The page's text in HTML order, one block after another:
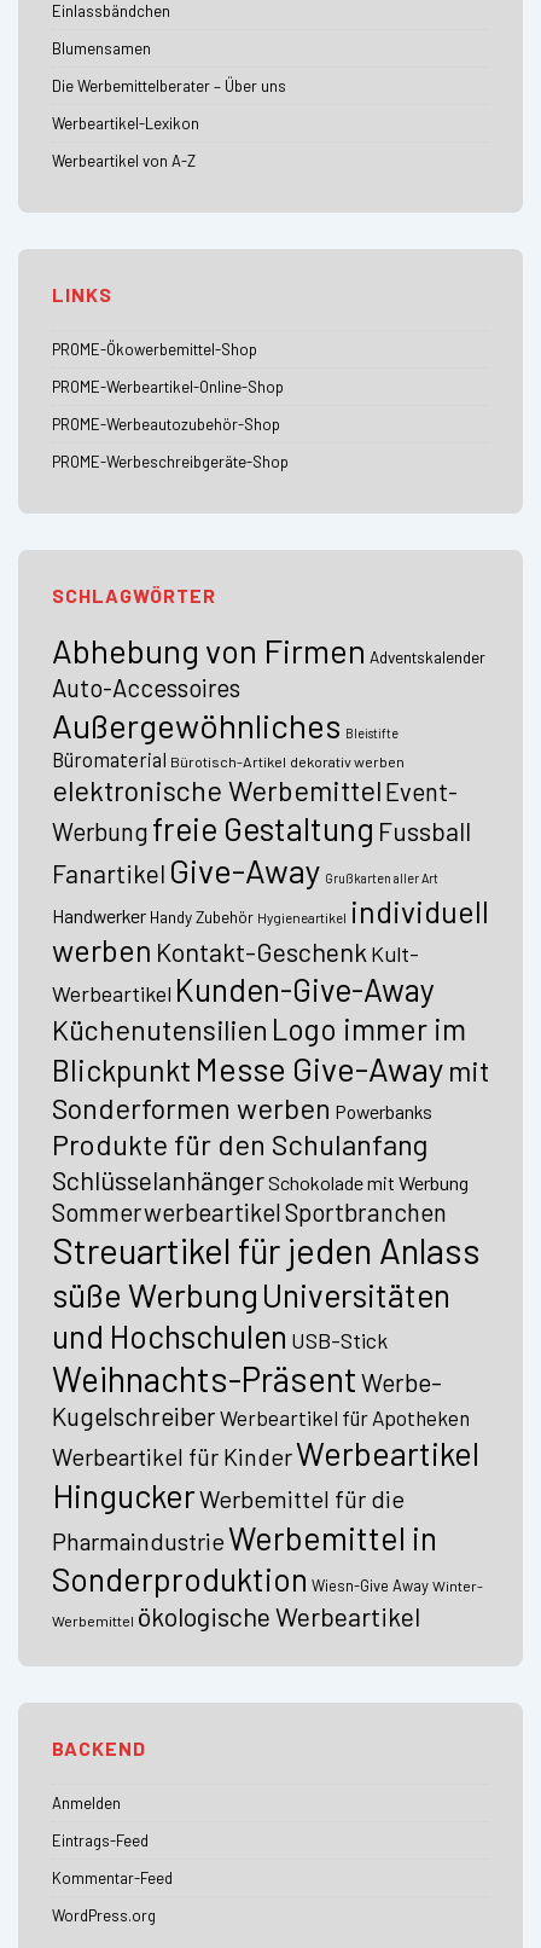
Einlassbändchen
Blumensamen
Die Werbemittelberater – Über uns
Werbeartikel-Lexikon
Werbeartikel von A-Z
LINKS
PROME-Ökowerbemittel-Shop
PROME-Werbeartikel-Online-Shop
PROME-Werbeautozubehör-Shop
PROME-Werbeschreibgeräte-Shop
SCHLAGWÖRTER
Abhebung von Firmen Adventskalender
Auto-Accessoires
Außergewöhnliches Bleistifte
Büromaterial Bürotisch-Artikel dekorativ werben
elektronische Werbemittel Event-
Werbung freie Gestaltung Fussball
Fanartikel Give-Away Grußkarten aller Art
Handwerker Handy Zubehör Hygieneartikel individuell
werben Kontakt-Geschenk Kult-
Werbeartikel Kunden-Give-Away
Küchenutensilien Logo immer im
Blickpunkt Messe Give-Away mit
Sonderformen werben Powerbanks
Produkte für den Schulanfang
SchlüsselanhängerSchokolade mit Werbung
SommerwerbeartikelSportbranchen
Streuartikel für jeden Anlass
süße Werbung Universitäten
und Hochschulen USB-Stick
Weihnachts-Präsent Werbe-
Kugelschreiber Werbeartikel für Apotheken
Werbeartikel für KinderWerbeartikel
HinguckerWerbemittel für die
PharmaindustrieWerbemittel in
Sonderproduktion Wiesn-Give Away Winter-
Werbemittel ökologische Werbeartikel
BACKEND
Anmelden
Eintrags-Feed
Kommentar-Feed
WordPress.org